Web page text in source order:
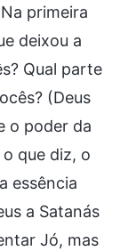
primeira
deixou a
Qual parte
(Deus
o poder da
que diz, o
essência
a Satanás
Jó, mas